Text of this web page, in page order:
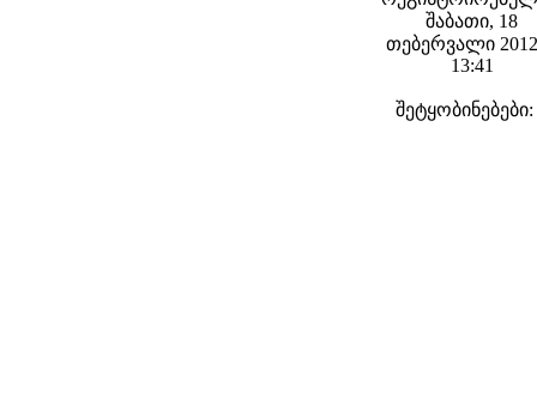
შაბათი, 18
თებერვალი
13:41
შეტყობინებები: